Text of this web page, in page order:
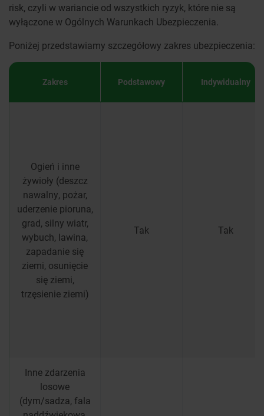
risk, czyli w wariancie od wszystkich ryzyk, które nie są
wyłączone w Ogólnych Warunkach Ubezpieczenia.
Poniżej przedstawiamy szczegółowy zakres ubezpieczenia:
Zakres Podstawowy Indywidualny
Ogień i inne
żywioły (deszcz
nawalny, pożar,
uderzenie pioruna,
grad, silny wiatr,
wybuch, lawina,
zapadanie się
ziemi, osunięcie
się ziemi,
trzęsienie ziemi)
Tak Tak
Inne zdarzenia
losowe
(dym/sadza, fala